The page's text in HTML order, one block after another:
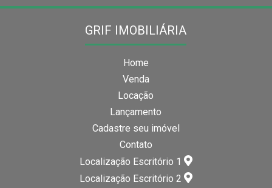
GRIF IMOBILIÁRIA
Home
Venda
Locação
Lançamento
Cadastre seu imóvel
Contato
Localização Escritório 1
Localização Escritório 2